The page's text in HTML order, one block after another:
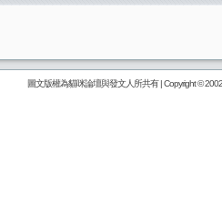
圖文版權為貓咪論壇與發文人所共有 | Copyright ©